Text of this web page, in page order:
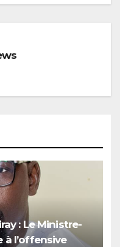
: Le Ministre-
à l’offensive